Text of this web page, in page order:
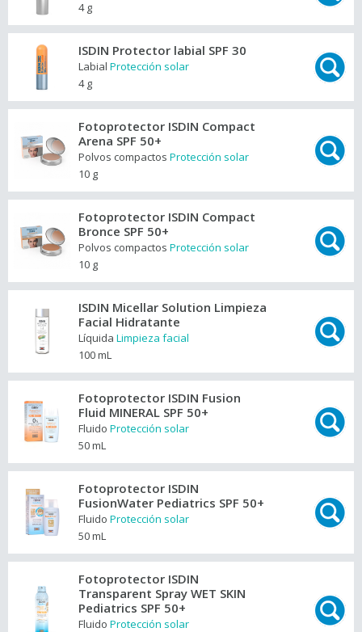
4 g
ISDIN Protector labial SPF 30
Labial Protección solar
4 g
Fotoprotector ISDIN Compact
Arena SPF 50+
Polvos compactos Protección solar
10 g
Fotoprotector ISDIN Compact
Bronce SPF 50+
Polvos compactos Protección solar
10 g
ISDIN Micellar Solution Limpieza
Facial Hidratante
Líquida Limpieza facial
100 mL
Fotoprotector ISDIN Fusion
Fluid MINERAL SPF 50+
Fluido Protección solar
50 mL
Fotoprotector ISDIN
FusionWater Pediatrics SPF 50+
Fluido Protección solar
50 mL
Fotoprotector ISDIN
Transparent Spray WET SKIN
Pediatrics SPF 50+
Fluido Protección solar